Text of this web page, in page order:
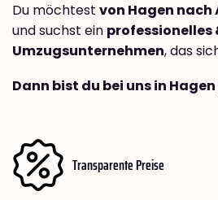
Du möchtest von Hagen nach
und suchst ein professionelles
Umzugsunternehmen, das
Dann bist du bei uns in
Transparente Preise